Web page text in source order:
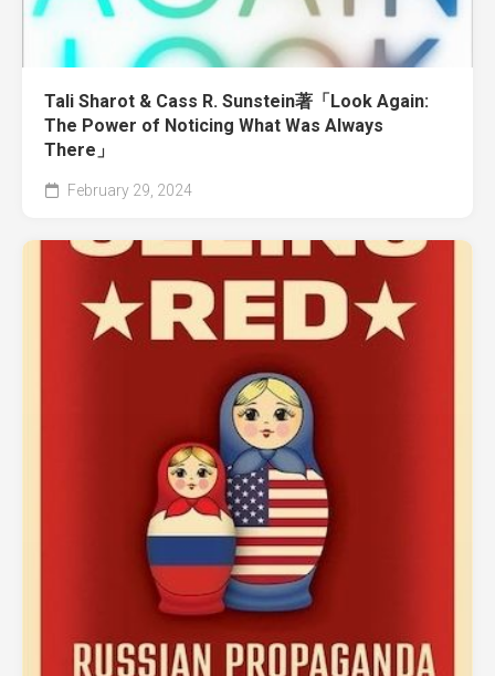
Tali Sharot & Cass R. Sunstein著「Look Again:
The Power of Noticing What Was Always
There」
February 29, 2024